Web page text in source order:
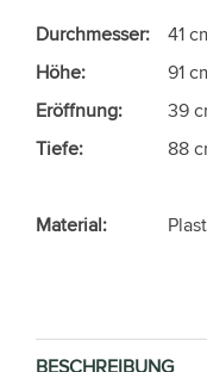
Durchmesser:
41
Höhe:
91
Eröffnung:
39
Tiefe:
88
Material:
BESCHREIBUNG